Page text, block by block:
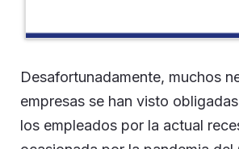
Desafortunadamente, muchos
empresas se han visto
los empleados por la actual